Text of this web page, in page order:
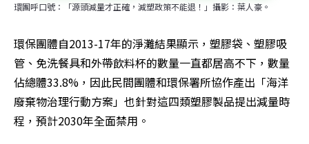
環團呼口號：「源頭減量才正確，減塑政策不能退！」攝影：葉人豪。
環保團體自2013-17年的淨灘結果顯示，塑膠袋、塑膠吸
管、免洗餐具和外帶飲料杯的數量一直都居高不下，數量
佔總體33.8%，因此民間團體和環保署所協作產出「海洋
廢棄物治理行動方案」也針對這四類塑膠製品提出減量時
程，預計2030年全面禁用。